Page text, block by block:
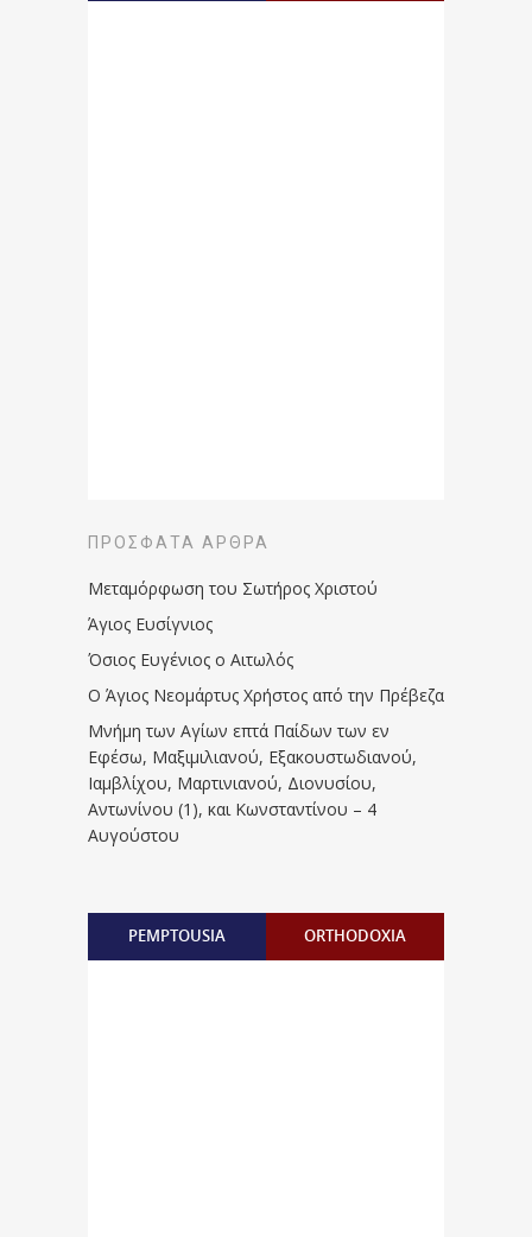
ΠΡΌΣΦΑΤΑ ΆΡΘΡΑ
Μεταμόρφωση του Σωτήρος Χριστού
Άγιος Ευσίγνιος
Όσιος Ευγένιος ο Αιτωλός
Ο Άγιος Νεομάρτυς Χρήστος από την Πρέβεζα
Μνήμη των Aγίων επτά Παίδων των εν
Eφέσω, Mαξιμιλιανού, Eξακουστωδιανού,
Iαμβλίχου, Mαρτινιανού, Διονυσίου,
Aντωνίνου (1), και Kωνσταντίνου – 4
Αυγούστου
PEMPTOUSIA ORTHODOXIA